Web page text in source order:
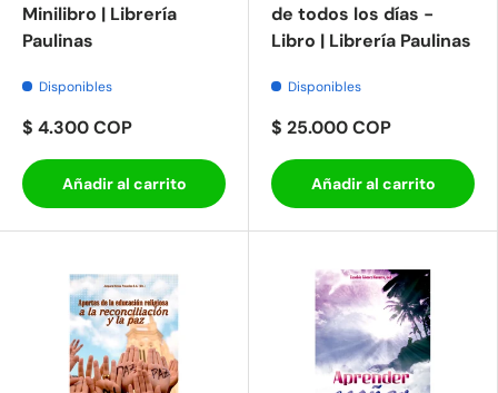
Minilibro | Librería
Paulinas
Disponibles
$ 4.300 COP
Añadir al carrito
de todos los días -
Libro | Librería Paulinas
Disponibles
$ 25.000 COP
Añadir al carrito